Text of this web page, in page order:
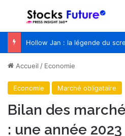
Menu
Accueil / Economie
Economie Marché obligataire
Bilan des
: une année